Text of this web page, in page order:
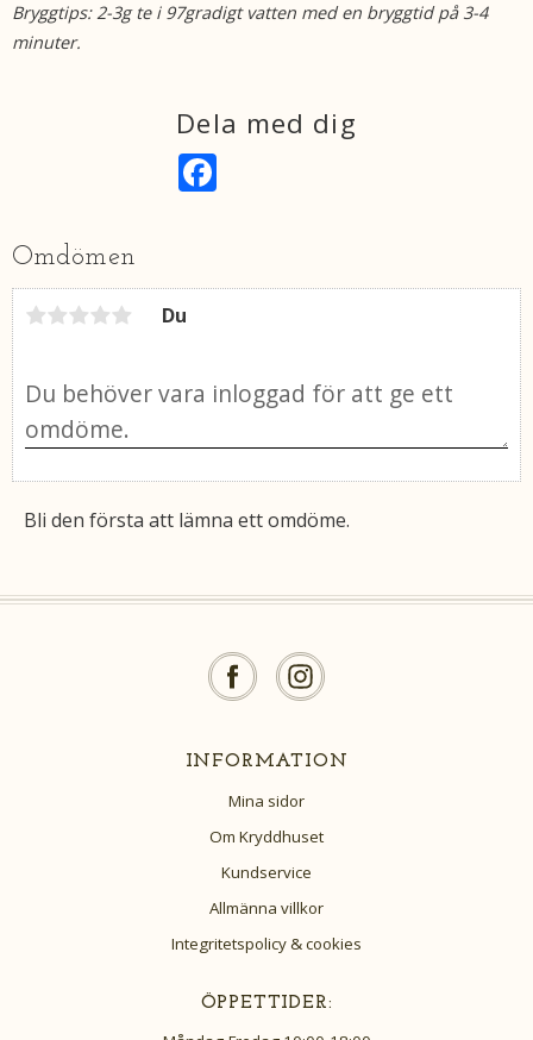
Bryggtips: 2-3g te i 97gradigt vatten med en bryggtid på 3-4
minuter.
Dela med dig
k
Omdömen
Du
Bli den första att lämna ett omdöme.
INFORMATION
Mina sidor
Om Kryddhuset
Kundservice
Allmänna villkor
Integritetspolicy & cookies
ÖPPETTIDER: